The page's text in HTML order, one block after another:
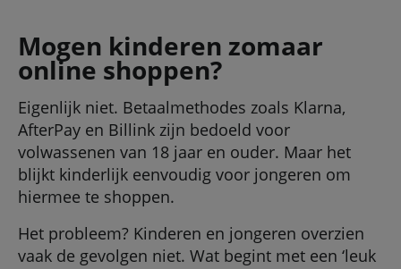
Mogen kinderen zomaar
online shoppen?
Eigenlijk niet. Betaalmethodes zoals Klarna,
AfterPay en Billink zijn bedoeld voor
volwassenen van 18 jaar en ouder. Maar het
blijkt kinderlijk eenvoudig voor jongeren om
hiermee te shoppen.
Het probleem? Kinderen en jongeren overzien
vaak de gevolgen niet. Wat begint met een ‘leuk